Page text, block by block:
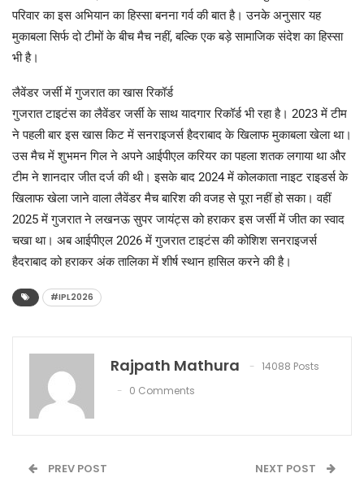
परिवार का इस अभियान का हिस्सा बनना गर्व की बात है। उनके अनुसार यह
मुकाबला सिर्फ दो टीमों के बीच मैच नहीं, बल्कि एक बड़े सामाजिक संदेश का हिस्सा
भी है।
लैवेंडर जर्सी में गुजरात का खास रिकॉर्ड
गुजरात टाइटंस का लैवेंडर जर्सी के साथ यादगार रिकॉर्ड भी रहा है। 2023 में टीम
ने पहली बार इस खास किट में सनराइजर्स हैदराबाद के खिलाफ मुकाबला खेला था।
उस मैच में शुभमन गिल ने अपने आईपीएल करियर का पहला शतक लगाया था और
टीम ने शानदार जीत दर्ज की थी। इसके बाद 2024 में कोलकाता नाइट राइडर्स के
खिलाफ खेला जाने वाला लैवेंडर मैच बारिश की वजह से पूरा नहीं हो सका। वहीं
2025 में गुजरात ने लखनऊ सुपर जायंट्स को हराकर इस जर्सी में जीत का स्वाद
चखा था। अब आईपीएल 2026 में गुजरात टाइटंस की कोशिश सनराइजर्स
हैदराबाद को हराकर अंक तालिका में शीर्ष स्थान हासिल करने की है।
#IPL2026
Rajpath Mathura
14088 Posts
0 Comments
PREV POST NEXT POST